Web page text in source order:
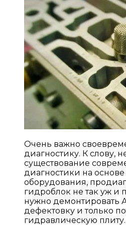
Очень важно
диагностику. К слову,
существование
диагностики на
оборудования,
гидроблок не так уж и
нужно демонтировать
дефектовку и только
гидравлическую плиту.